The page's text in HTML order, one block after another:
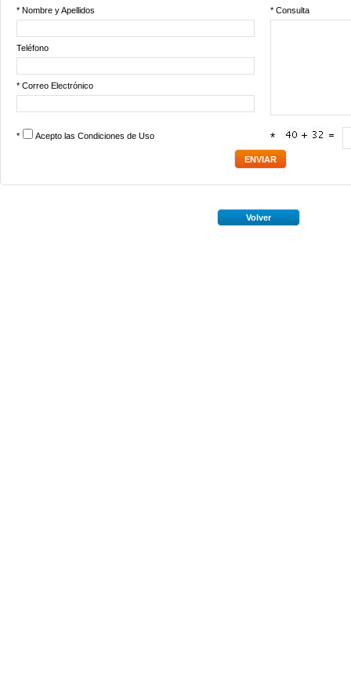
* Nombre y Apellidos * Consulta
Teléfono
* Correo Electrónico
* Acepto las Condiciones de Uso *
Volver